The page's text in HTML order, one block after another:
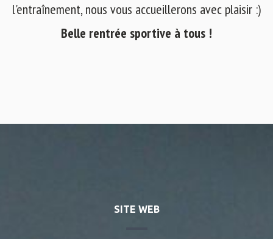
l'entraînement, nous vous accueillerons avec plaisir :)
Belle rentrée sportive à tous !
SITE WEB